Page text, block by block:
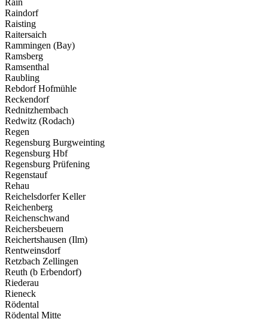
Raindorf
Raisting
Raitersaich
Rammingen (Bay)
Ramsberg
Ramsenthal
Raubling
Rebdorf Hofmühle
Reckendorf
Rednitzhembach
Redwitz (Rodach)
Regen
Regensburg Burgweinting
Regensburg Hbf
Regensburg Prüfening
Regenstauf
Rehau
Reichelsdorfer Keller
Reichenberg
Reichenschwand
Reichersbeuern
Reichertshausen (Ilm)
Rentweinsdorf
Retzbach Zellingen
Reuth (b Erbendorf)
Riederau
Rieneck
Rödental
Rödental Mitte